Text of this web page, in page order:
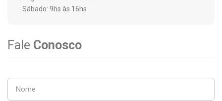
Sábado: 9hs às 16hs
Fale Conosco